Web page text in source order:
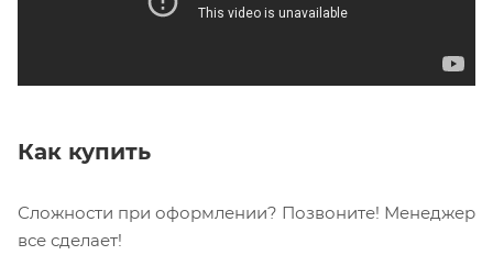
Как купить
Сложности при оформлении? Позвоните! Менеджер
все сделает!